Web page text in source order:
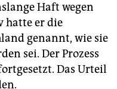
Haft wegen
hatte er die
genannt, wie sie
sei. Der Prozess
Das Urteil